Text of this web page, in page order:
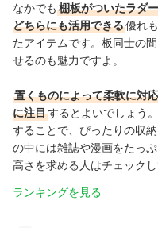
なかでも 棚板がついたラダ
どちらにも活用できる優れ
たアイテムです。板同士の
せるのも魅力ですよ。
置くものによって柔軟に対
に注目するとよいでしょう
することで、ぴったりの収
の中には雑誌や漫画をたっ
高さを求める人はチェックし
ランキングを見る